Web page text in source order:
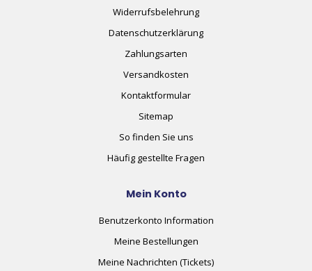
Widerrufsbelehrung
Datenschutzerklärung
Zahlungsarten
Versandkosten
Kontaktformular
Sitemap
So finden Sie uns
Häufig gestellte Fragen
Mein Konto
Benutzerkonto Information
Meine Bestellungen
Meine Nachrichten (Tickets)